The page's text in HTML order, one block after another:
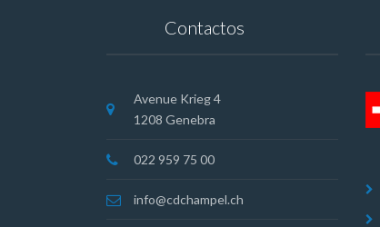
Contactos
Avenue Krieg 4
1208 Genebra
022 959 75 00
info@cdchampel.ch